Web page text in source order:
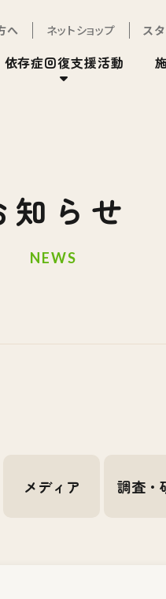
へ ネットショップ ス
依存症回復支援活動
知らせ
NEWS
メディア 調査・